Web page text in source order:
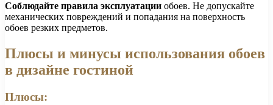
Соблюдайте правила эксплуатации обоев. Не допускайте
механических повреждений и попадания на поверхность
обоев резких предметов.
Плюсы и минусы использования обоев
в дизайне гостиной
Плюсы: